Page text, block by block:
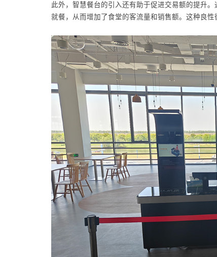
此外，智慧餐台的引入还有助于促进交易额的提升
就餐，从而增加了食堂的客流量和销售额。这种良